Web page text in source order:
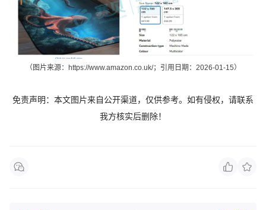
（图片来源： https://www.amazon.co.uk/；引用日期：2026-01-15）
免责声明：本文图片来自公开渠道，仅供参考。如有侵权，请联系
我方核实后删除！